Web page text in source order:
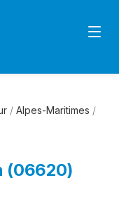
/ Alpes-Maritimes /
(06620)